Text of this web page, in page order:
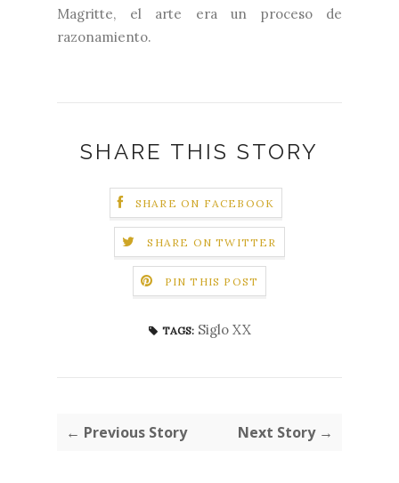
Magritte, el arte era un proceso de
razonamiento.
SHARE THIS STORY
SHARE ON FACEBOOK
SHARE ON TWITTER
PIN THIS POST
TAGS: Siglo XX
← Previous Story Next Story →